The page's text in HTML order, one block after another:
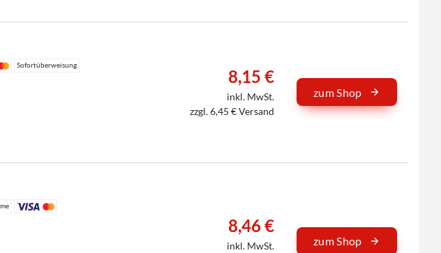
Sofortüberweisung
8,15 €
inkl. MwSt.
zzgl. 6,45 € Versand
zum Shop
8,46 €
inkl. MwSt.
zum Shop